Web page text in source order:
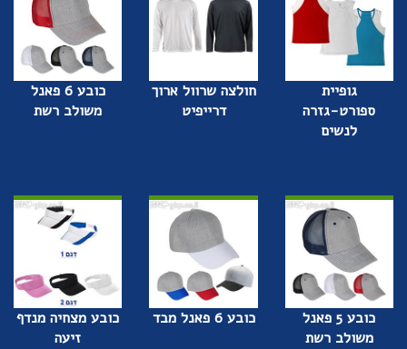
גופיית
ספורט-גזרה
לנשים
חולצה שרוול ארוך
דרייפיט
כובע 6 פאנל
משולב רשת
כובע 5 פאנל
משולב רשת
כובע 6 פאנל מבד
כובע מצחיה מנדף
זיעה